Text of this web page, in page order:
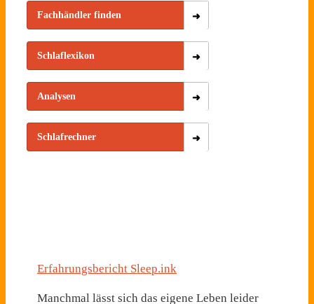
Fachhändler finden
Schlaflexikon
Analysen
Schlafrechner
Erfahrungsbericht Sleep.ink
Manchmal lässt sich das eigene Leben leider